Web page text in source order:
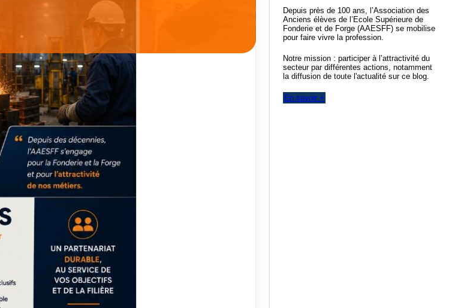
Depuis près de 100 ans, l’Association des
Anciens élèves de l’Ecole Supérieure de
Fonderie et de Forge (AAESFF) se mobilise
pour faire vivre la profession.
Notre mission : participer à l’attractivité du
secteur par différentes actions, notamment
la diffusion de toute l'actualité sur ce blog.
En savoir +